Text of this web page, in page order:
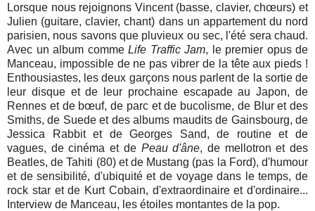
Lorsque nous rejoignons Vincent (basse, clavier, chœurs) et
Julien (guitare, clavier, chant) dans un appartement du nord
parisien, nous savons que pluvieux ou sec, l'été sera chaud.
Avec un album comme Life Traffic Jam, le premier opus de
Manceau, impossible de ne pas vibrer de la tête aux pieds !
Enthousiastes, les deux garçons nous parlent de la sortie de
leur disque et de leur prochaine escapade au Japon, de
Rennes et de bœuf, de parc et de bucolisme, de Blur et des
Smiths, de Suede et des albums maudits de Gainsbourg, de
Jessica Rabbit et de Georges Sand, de routine et de
vagues, de cinéma et de Peau d'âne, de mellotron et des
Beatles, de Tahiti (80) et de Mustang (pas la Ford), d'humour
et de sensibilité, d'ubiquité et de voyage dans le temps, de
rock star et de Kurt Cobain, d'extraordinaire et d'ordinaire...
Interview de Manceau, les étoiles montantes de la pop.